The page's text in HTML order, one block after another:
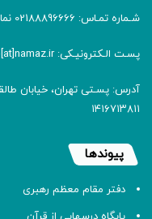
شـماره تمـاس: 02188896666 نمابر: 02188905150
پسـت الـکترونیـکی: info[at]namaz.ir
۱۴۱۶۷۱۳۸۱۱
پیوندها
دفتر مقام معظم رهبری